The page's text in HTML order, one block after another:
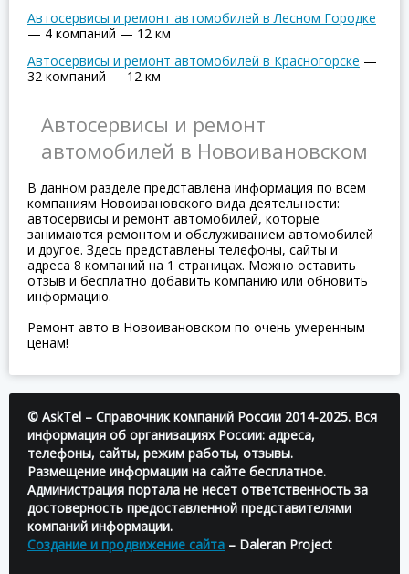
Автосервисы и ремонт автомобилей в Лесном Городке
— 4 компаний — 12 км
Автосервисы и ремонт автомобилей в Красногорске —
32 компаний — 12 км
Автосервисы и ремонт
автомобилей в Новоивановском
В данном разделе представлена информация по всем
компаниям Новоивановского вида деятельности:
автосервисы и ремонт автомобилей, которые
занимаются ремонтом и обслуживанием автомобилей
и другое. Здесь представлены телефоны, сайты и
адреса 8 компаний на 1 страницах. Можно оставить
отзыв и бесплатно добавить компанию или обновить
информацию.
Ремонт авто в Новоивановском по очень умеренным
ценам!
© AskTel – Справочник компаний России 2014-2025. Вся
информация об организациях России: адреса,
телефоны, сайты, режим работы, отзывы.
Размещение информации на сайте бесплатное.
Администрация портала не несет ответственность за
достоверность предоставленной представителями
компаний информации.
Создание и продвижение сайта – Daleran Project